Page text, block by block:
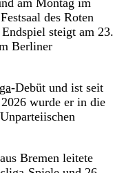
des Roten
steigt am 23.
Berliner
-Debüt und ist seit
wurde er in die
Bremen leitete